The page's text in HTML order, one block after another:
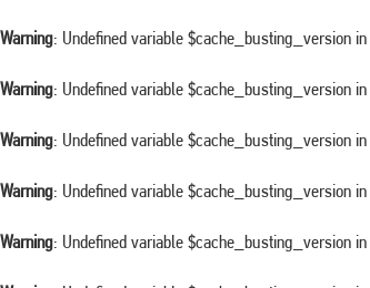
Warning: Undefined variable $cache_busting_version in
Warning: Undefined variable $cache_busting_version in
Warning: Undefined variable $cache_busting_version in
Warning: Undefined variable $cache_busting_version in
Warning: Undefined variable $cache_busting_version in